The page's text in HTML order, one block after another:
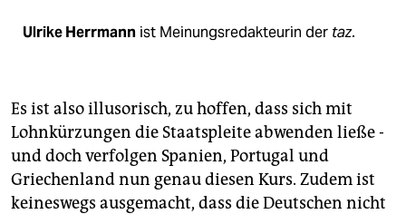
Ulrike Herrmann ist Meinungsredakteurin der taz.
Es ist also illusorisch, zu hoffen, dass sich mit
Lohnkürzungen die Staatspleite abwenden ließe -
und doch verfolgen Spanien, Portugal und
Griechenland nun genau diesen Kurs. Zudem ist
keineswegs ausgemacht, dass die Deutschen nicht